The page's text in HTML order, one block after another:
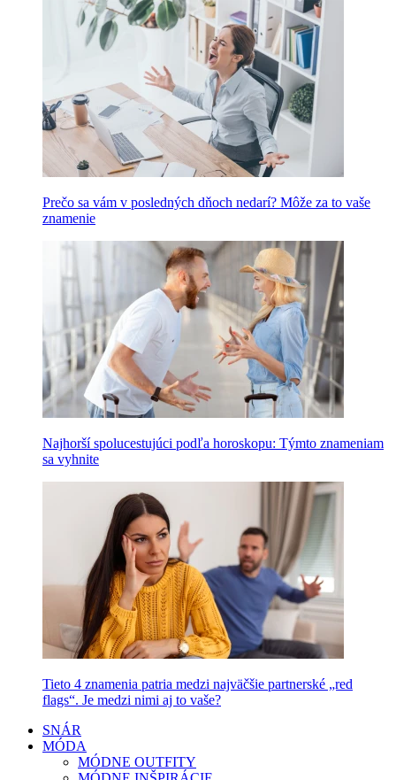
Prečo sa vám v posledných dňoch nedarí? Môže za to vaše
znamenie
Najhorší spolucestujúci podľa horoskopu: Týmto znameniam
sa vyhnite
Tieto 4 znamenia patria medzi najväčšie partnerské „red
flags“. Je medzi nimi aj to vaše?
SNÁR
MÓDA
MÓDNE OUTFITY